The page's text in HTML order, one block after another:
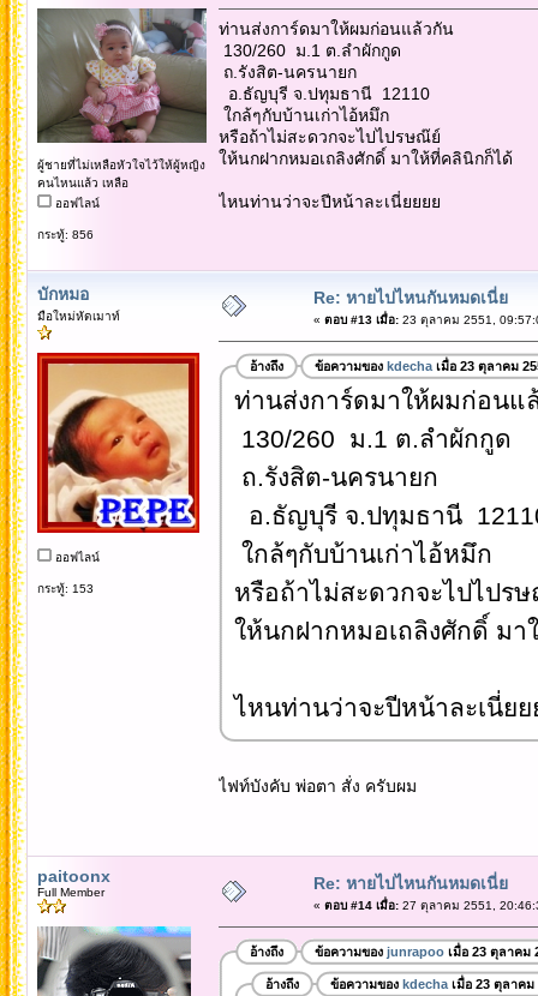
ผู้ชายที่ไม่เหลือหัวใจไว้ให้ผู้หญิง
คนไหนแล้ว เหลือ
ออฟไลน์
กระทู้: 856
ท่านส่งการ์ดมาให้ผมก่อนแล้วกัน
130/260 ม.1 ต.ลำผักกูด
ถ.รังสิต-นครนายก
อ.ธัญบุรี จ.ปทุมธานี 12110
ใกล้ๆกับบ้านเก่าไอ้หมึก
หรือถ้าไม่สะดวกจะไปไปรษณ๊ย์
ให้นกฝากหมอเถลิงศักดิ์ มาให้ที่คลินิกก็ได้
ไหนท่านว่าจะปีหน้าละเนี่ยยยย
บักหมอ
มือใหม่หัดเมาท์
ออฟไลน์
กระทู้: 153
Re: หายไปไหนกันหมดเนี่ย
« ตอบ #13 เมื่อ:23 ตุลาคม 2551,
อ้างถึง ข้อความของ kdechaเมื่อ 23 ตุลาคม
ท่านส่งการ์ดมาให้ผมก่อนแ
130/260 ม.1 ต.ลำผักกูด
ถ.รังสิต-นครนายก
อ.ธัญบุรี จ.ปทุมธานี
ใกล้ๆกับบ้านเก่าไอ้หมึก
หรือถ้าไม่สะดวกจะไปไปร
ให้นกฝากหมอเถลิงศักดิ์ ม
ไหนท่านว่าจะปีหน้าละเนี่ยย
ไฟท์บังคับ พ่อตา สั่ง ครับผม
paitoonx
Full Member Re: หายไปไหนกันหมดเนี่ย
« ตอบ #14 เมื่อ:27 ตุลาคม 2551,
อ้างถึง ข้อความของ junrapooเมื่อ 23 ตุลาคม
อ้างถึง ข้อความของ kdechaเมื่อ 23 ตุลาคม